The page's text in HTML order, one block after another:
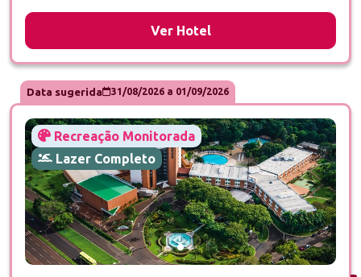
Ver Hotel
Data sugerida 31/08/2026a 01/09/2026
Recreação Monitorada
Lazer Completo